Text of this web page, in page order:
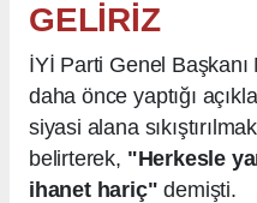
GELİRİZ
İYİ Parti Genel
daha önce yaptığı
siyasi alana
belirterek, "Herkesle
ihanet hariç" demişti.